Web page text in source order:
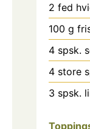
2 fed
100 g
4 spsk.
4 store
3 spsk.